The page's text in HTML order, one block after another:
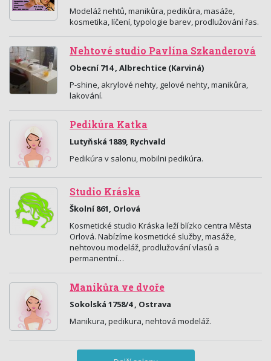
Modeláž nehtů, manikůra, pedikůra, masáže,
kosmetika, líčení, typologie barev, prodlužování řas.
Nehtové studio Pavlína Szkanderová
Obecní 714 , Albrechtice (Karviná)
P-shine, akrylové nehty, gelové nehty, manikůra,
lakování.
Pedikúra Katka
Lutyňská 1889, Rychvald
Pedikúra v salonu, mobilni pedikúra.
Studio Kráska
Školní 861, Orlová
Kosmetické studio Kráska leží blízko centra Města
Orlová. Nabízíme kosmetické služby, masáže,
nehtovou modeláž, prodlužování vlasů a
permanentní…
Manikůra ve dvoře
Sokolská 1758/4 , Ostrava
Manikura, pedikura, nehtová modeláž.